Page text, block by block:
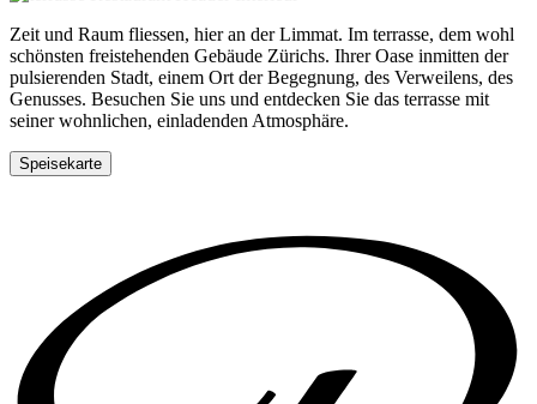
Zeit und Raum fliessen, hier an der Limmat. Im terrasse, dem wohl
schönsten freistehenden Gebäude Zürichs. Ihrer Oase inmitten der
pulsierenden Stadt, einem Ort der Begegnung, des Verweilens, des
Genusses. Besuchen Sie uns und entdecken Sie das terrasse mit
seiner wohnlichen, einladenden Atmosphäre.
Speisekarte